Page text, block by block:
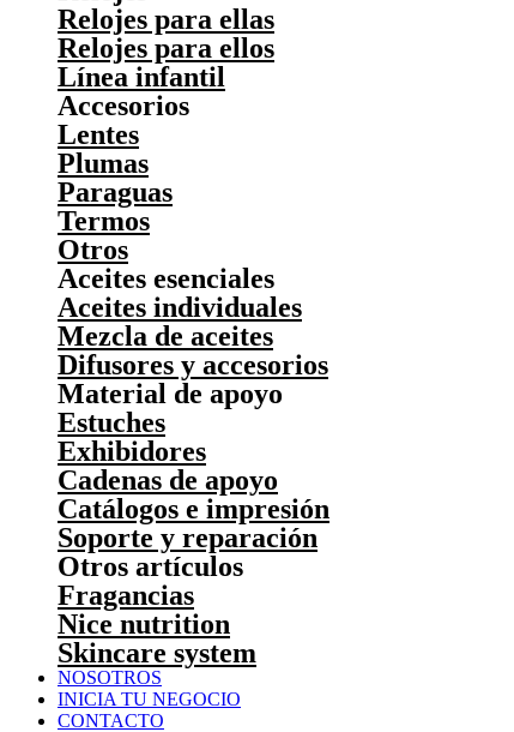
Relojes para ellas
Relojes para ellos
Línea infantil
Accesorios
Lentes
Plumas
Paraguas
Termos
Otros
Aceites esenciales
Aceites individuales
Mezcla de aceites
Difusores y accesorios
Material de apoyo
Estuches
Exhibidores
Cadenas de apoyo
Catálogos e impresión
Soporte y reparación
Otros artículos
Fragancias
Nice nutrition
Skincare system
NOSOTROS
INICIA TU NEGOCIO
CONTACTO